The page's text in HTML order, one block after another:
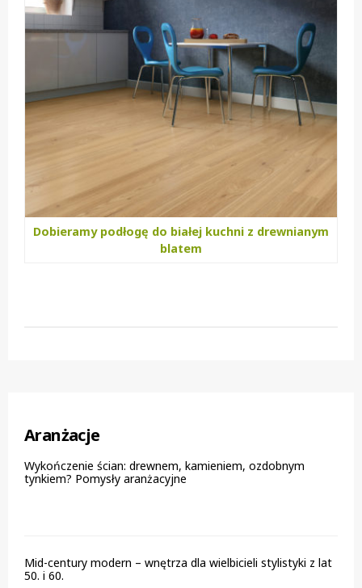
Dobieramy podłogę do białej kuchni z drewnianym
blatem
Aranżacje
Wykończenie ścian: drewnem, kamieniem, ozdobnym
tynkiem? Pomysły aranżacyjne
Mid-century modern – wnętrza dla wielbicieli stylistyki z lat
50. i 60.